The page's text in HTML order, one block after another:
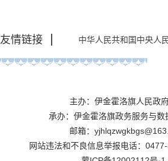
友情链接 中华人民共和国中央人
主办：伊金霍洛旗人民
承办：伊金霍洛旗政务服务与数
邮箱：
网站违法和不良信息举报电话：